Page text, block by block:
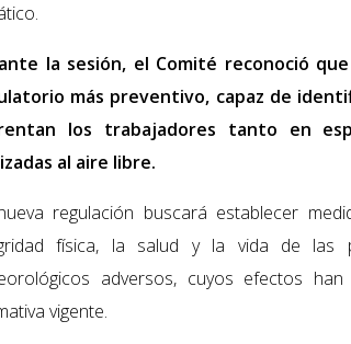
la sesión, el Comité reconoció
más preventivo, capaz de
los trabajadores tanto en
al aire libre.
regulación buscará establecer
física, la salud y la vida de las
adversos, cuyos efectos
vigente.